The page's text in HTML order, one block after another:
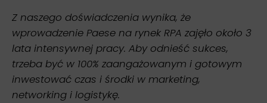
Z naszego doświadczenia wynika, że
wprowadzenie Paese na rynek RPA zajęło około 3
lata intensywnej pracy. Aby odnieść sukces,
trzeba być w 100% zaangażowanym i gotowym
inwestować czas i środki w marketing,
networking i logistykę.